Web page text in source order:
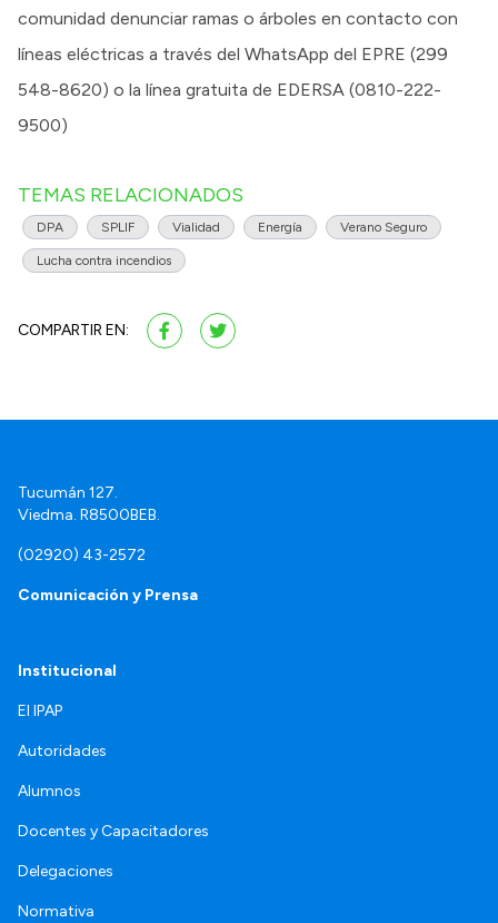
comunidad denunciar ramas o árboles en contacto con
líneas eléctricas a través del WhatsApp del EPRE (299
548-8620) o la línea gratuita de EDERSA (0810-222-
9500)
TEMAS RELACIONADOS
DPA SPLIF Vialidad Energía Verano Seguro
Lucha contra incendios
COMPARTIR EN:
Tucumán 127.
Viedma. R8500BEB.
(02920) 43-2572
Comunicación y Prensa
Institucional
El IPAP
Autoridades
Alumnos
Docentes y Capacitadores
Delegaciones
Normativa